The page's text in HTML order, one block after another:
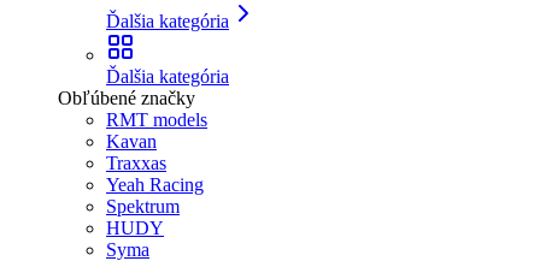
Ďalšia kategória
Ďalšia kategória
Obľúbené značky
RMT models
Kavan
Traxxas
Yeah Racing
Spektrum
HUDY
Syma